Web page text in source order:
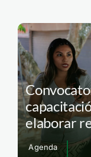
elaborar
Agenda